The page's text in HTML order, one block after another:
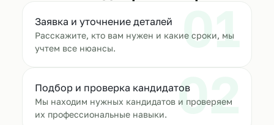
01
Заявка и уточнение деталей
Расскажите, кто вам нужен и какие сроки, мы
учтем все нюансы.
02
Подбор и проверка кандидатов
Мы находим нужных кандидатов и проверяем
их профессиональные навыки.